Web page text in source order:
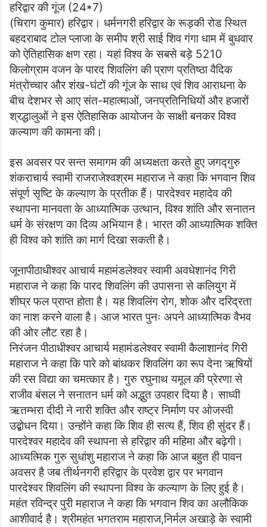
at
s
A
p
p
c
e
b
o
o
k
itt
er
ai
l
ar
e
हरिद्वार की गूंज (24*7)
(चिराग कुमार) हरिद्वार। धर्मनगरी हरिद्वार के रूड़की रोड स्थित
बहदराबाद टोल प्लाजा के समीप श्री साई शिव गंगा धाम में बुधवार
को ऐतिहासिक क्षण रहा। यहां विश्व के सबसे बड़े 5210
किलोग्राम वजन के पारद शिवलिंग की प्राण प्रतिष्ठा वैदिक
मंत्रोच्चार और शंख-घंटों की गूंज के साथ एवं शिव आराधना के
बीच देशभर से आए संत-महात्माओं, जनप्रतिनिधियों और हजारों
श्रद्धालुओं ने इस ऐतिहासिक आयोजन के साक्षी बनकर विश्व
कल्याण की कामना की।
इस अवसर पर सन्त समागम की अध्यक्षता करते हुए जगद्गुरु
शंकराचार्य स्वामी राजराजेश्वश्रम महाराज ने कहा कि भगवान शिव
संपूर्ण सृष्टि के कल्याण के प्रतीक हैं। पारदेश्वर महादेव की
स्थापना मानवता के आध्यात्मिक उत्थान, विश्व शांति और सनातन
धर्म के संरक्षण का दिव्य अभियान है। भारत की आध्यात्मिक शक्ति
ही विश्व को शांति का मार्ग दिखा सकती है।
जूनापीठाधीश्वर आचार्य महामंडलेश्वर स्वामी अवधेशानंद गिरी
महाराज ने कहा कि पारद शिवलिंग की उपासना से कलियुग में
शीघ्र फल प्राप्त होता है। यह शिवलिंग रोग, शोक और दरिद्रता
का नाश करने वाला है। आज भारत पुनः अपने आध्यात्मिक वैभव
की ओर लौट रहा है।
निरंजन पीठाधीश्वर आचार्य महामंडलेश्वर स्वामी कैलाशानंद गिरी
महाराज ने कहा कि पारे को बांधकर शिवलिंग का रूप देना ऋषियों
की रस विद्या का चमत्कार है। गुरु रघुनाथ यमूल की प्रेरणा से
राजीव बंसल ने सनातन धर्म को अद्भुत उपहार दिया है। साध्वी
ऋतम्भरा दीदी ने नारी शक्ति और राष्ट्र निर्माण पर ओजस्वी
उद्बोधन दिया। उन्होंने कहा कि शिव ही सत्य हैं, शिव ही सुंदर हैं।
पारदेश्वर महादेव की स्थापना से हरिद्वार की महिमा और बढ़ेगी।
आध्यत्मिक गुरु सुधांशु महाराज ने कहा कि आज बहुत ही पावन
अवसर है जब तीर्थनगरी हरिद्वार के प्रवेश द्वार पर भगवान
पारदेश्वर शिवलिंग की स्थापना विश्व के कल्याण के लिए हुई है।
महंत रविन्द्र पुरी महाराज ने कहा कि भगवान शिव का अलौकिक
आशीवार्द है। श्रीमहंत भगतराम महाराज,निर्मल अखाड़े के स्वामी